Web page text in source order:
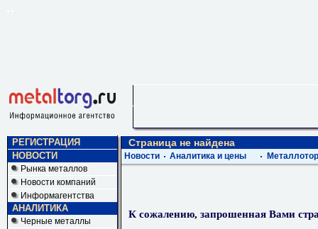
РЕГИСТРАЦИЯ
НОВОСТИ
Рынка металлов
Новости компаний
Информагентства
АНАЛИТИКА
Черные металлы
Страница не найдена
Новости Аналитика и цены
К сожалению, запрошенная Вами